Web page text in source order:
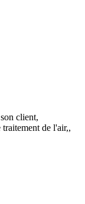
client,
traitement de l'air,,